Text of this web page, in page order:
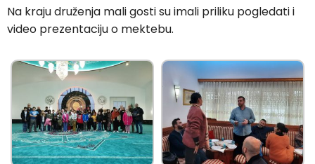
Na kraju druženja mali gosti su imali priliku pogledati i
video prezentaciju o mektebu.